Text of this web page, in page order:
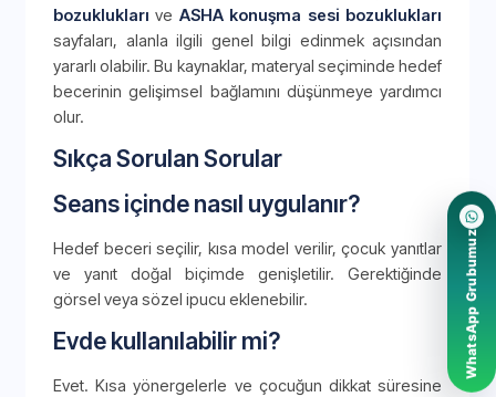
bozuklukları ve ASHA konuşma sesi bozuklukları
sayfaları, alanla ilgili genel bilgi edinmek açısından
yararlı olabilir. Bu kaynaklar, materyal seçiminde hedef
becerinin gelişimsel bağlamını düşünmeye yardımcı
olur.
Sıkça Sorulan Sorular
Seans içinde nasıl uygulanır?
Hedef beceri seçilir, kısa model verilir, çocuk yanıtlar
ve yanıt doğal biçimde genişletilir. Gerektiğinde
görsel veya sözel ipucu eklenebilir.
Evde kullanılabilir mi?
Evet. Kısa yönergelerle ve çocuğun dikkat süresine
WhatsApp Grubumuz